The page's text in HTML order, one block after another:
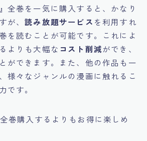
全巻を一気に購入すると、かなり
が、読み放題サービス を利用すれ
を読むことが可能です。これによ
よりも大幅な コスト削減ができ、
ができます。また、他の作品も一
様々なジャンルの漫画に触れるこ
です。
全巻購入するよりもお得に楽しめ